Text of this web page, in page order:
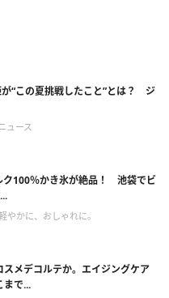
が“この夏挑戦したこと”とは？ ジ
ュース
ク100％かき氷が絶品！ 池袋でビ
やかに、おしゃれに。
スメデコルテか。エイジングケア
まで...